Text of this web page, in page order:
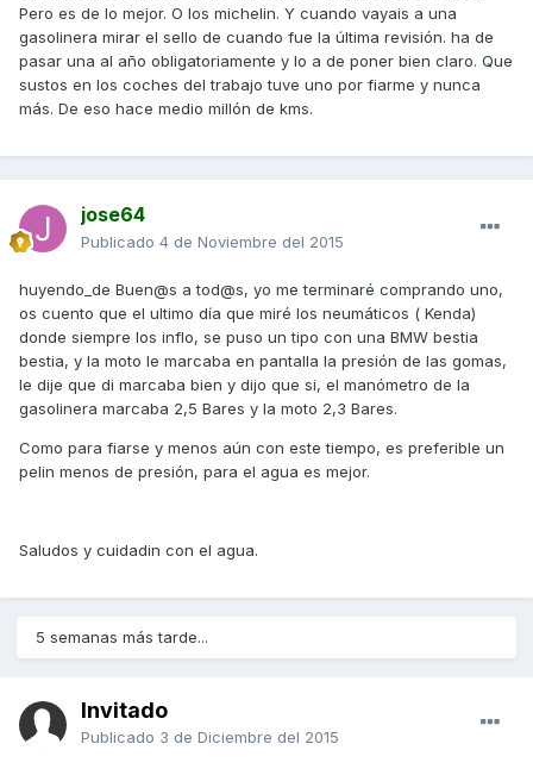
Pero es de lo mejor. O los michelin. Y cuando vayais a una
gasolinera mirar el sello de cuando fue la última revisión. ha de
pasar una al año obligatoriamente y lo a de poner bien claro. Que
sustos en los coches del trabajo tuve uno por fiarme y nunca
más. De eso hace medio millón de kms.
jose64
Publicado 4 de Noviembre del 2015
huyendo_de Buen@s a tod@s, yo me terminaré comprando uno,
os cuento que el ultimo día que miré los neumáticos ( Kenda)
donde siempre los inflo, se puso un tipo con una BMW bestia
bestia, y la moto le marcaba en pantalla la presión de las gomas,
le dije que di marcaba bien y dijo que si, el manómetro de la
gasolinera marcaba 2,5 Bares y la moto 2,3 Bares.
Como para fiarse y menos aún con este tiempo, es preferible un
pelin menos de presión, para el agua es mejor.
Saludos y cuidadin con el agua.
5 semanas más tarde...
Invitado
Publicado 3 de Diciembre del 2015